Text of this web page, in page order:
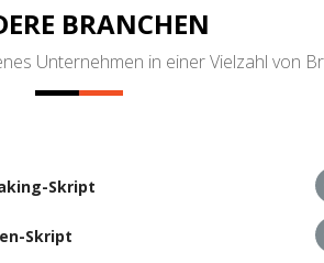
BRANCHEN
Unternehmen in einer Vielzahl von
Skript
Skript